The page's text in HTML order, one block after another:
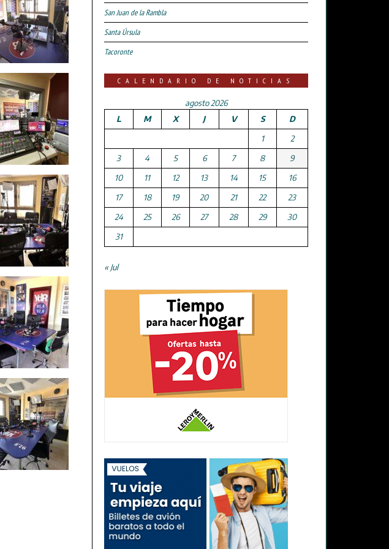
San Juan de la Rambla
Santa Úrsula
Tacoronte
CALENDARIO DE NOTICIAS
agosto 2026
L
M X J V S
D
1
2
3
4 5 6 7 8
9
10
11 12 13 14 15
16
17
18 19 20 21 22
23
24
25 26 27 28 29
30
31
« Jul